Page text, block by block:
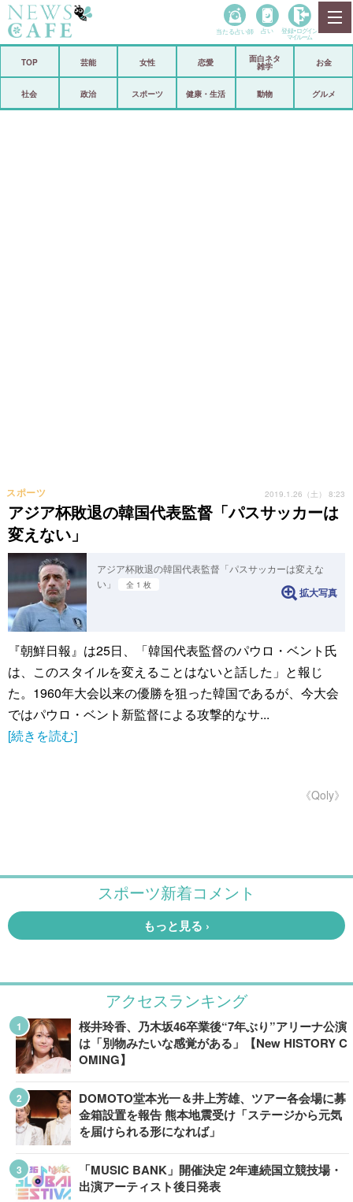
政治
当たる占い師 占い 登録• ログイン
マイルーム
TOP 芸能 女性 恋愛
面白ネタ
雑学
お金
社会 政治 スポーツ 健康・生活 動物 グルメ
アジア杯敗退の韓国代表監督「パスサッカーは
変えない」
スポーツ 2019.1.26（土） 8:23
アジア杯敗退の韓国代表監督「パスサッカーは変えな
い」
全 1 枚
拡大写真
『朝鮮日報』は25日、「韓国代表監督のパウロ・ベント氏
は、このスタイルを変えることはないと話した」と報じ
た。1960年大会以来の優勝を狙った韓国であるが、今大会
ではパウロ・ベント新監督による攻撃的なサ...
[続きを読む]
《Qoly》
アクセスランキング
桜井玲香、乃木坂46卒業後“7年ぶり”アリーナ公演
は「別物みたいな感覚がある」【New HISTORY C
OMING】
DOMOTO堂本光一＆井上芳雄、ツアー各会場に募
金箱設置を報告 熊本地震受け「ステージから元気
を届けられる形になれば」
「MUSIC BANK」開催決定 2年連続国立競技場・
出演アーティスト後日発表